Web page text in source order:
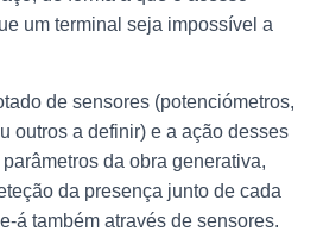
um terminal seja impossível a
de sensores (potenciómetros,
outros a definir) e a ação desses
da obra generativa,
da presença junto de cada
á também através de sensores.